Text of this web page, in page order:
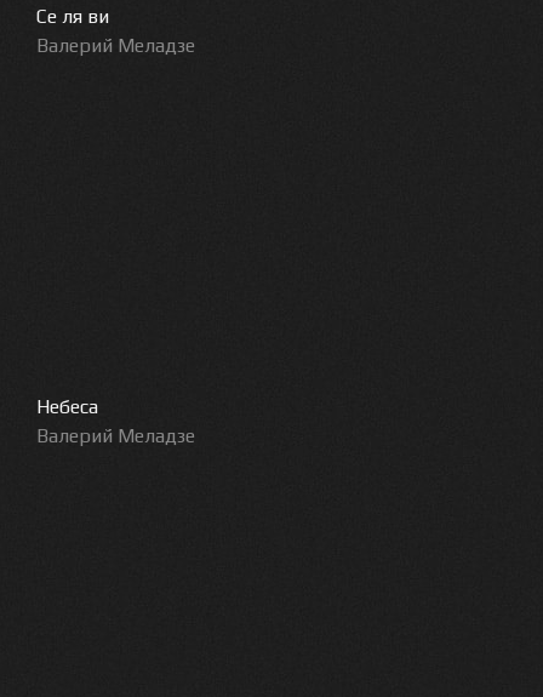
Се ля ви
Валерий Меладзе
Небеса
Валерий Меладзе